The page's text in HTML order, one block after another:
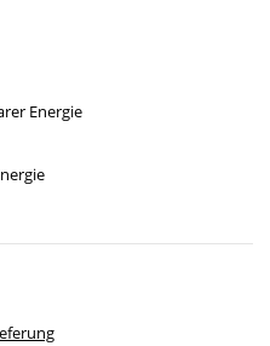
Energie